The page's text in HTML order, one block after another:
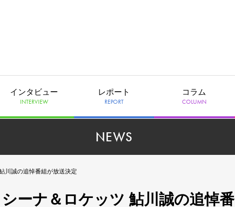
インタビュー
INTERVIEW
レポート
REPORT
コラム
COLUMN
NEWS
川誠の追悼番組が放送決定
ーナ＆ロケッツ 鮎川誠の追悼番